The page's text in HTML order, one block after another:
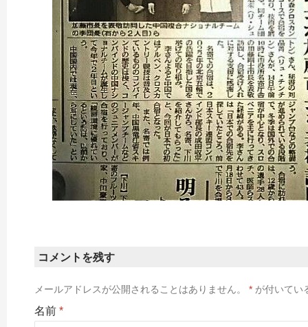
コメントを残す
メールアドレスが公開されることはありません。 * が付いてい
名前 *